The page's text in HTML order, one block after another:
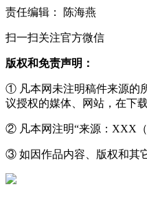
责任编辑： 陈海燕
扫一扫关注官方微信
版权和免责声明：
① 凡本网未注明稿件来源的
议授权的媒体、网站，在下
② 凡本网注明“来源：XXX（
③ 如因作品内容、版权和其